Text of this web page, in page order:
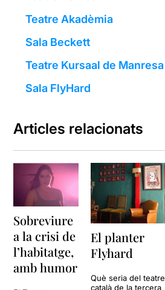
Teatre Akadèmia
Sala Beckett
Teatre Kursaal de Manresa
Sala FlyHard
Articles relacionats
Sobreviure
a la crisi de
l’habitatge,
amb humor
El planter
Flyhard
Què seria del teatre
català de la tercera